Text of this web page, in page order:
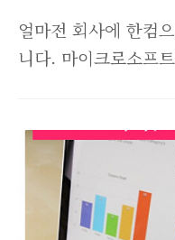
얼마전 회사에 한컴
니다. 마이크로소프
Autodesk는 법무법
문을 보내오지만, 한
하지 않고 직접 공
로부터 받은 내용증